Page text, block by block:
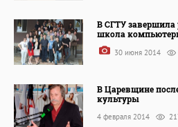
В СГТУ
школа
30 июня 2014
В Царевщине
культуры
4 февраля 2014